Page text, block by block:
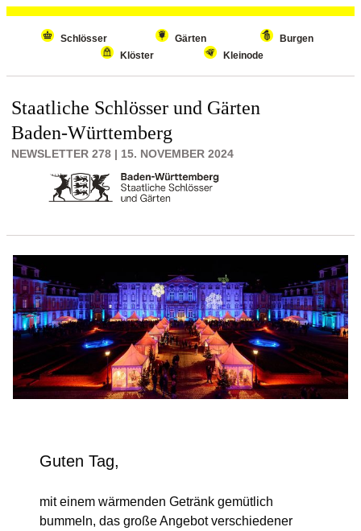
Wiederholenden Inhalt überspringen
Schlösser Gärten
Burgen
Klöster
Kleinode
Staatliche Schlösser und Gärten
Baden-Württemberg
NEWSLETTER 278 | 15. NOVEMBER 2024
Guten Tag,
mit einem wärmenden Getränk gemütlich
bummeln, das große Angebot verschiedener